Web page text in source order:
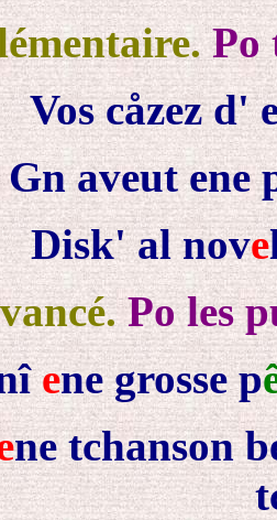
Po
Vos cåzezd'
Gn aveut ene
Disk' al nove
Po les
ene grosse p
ne tchanson